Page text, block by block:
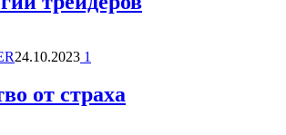
24.10.2023 1
от страха